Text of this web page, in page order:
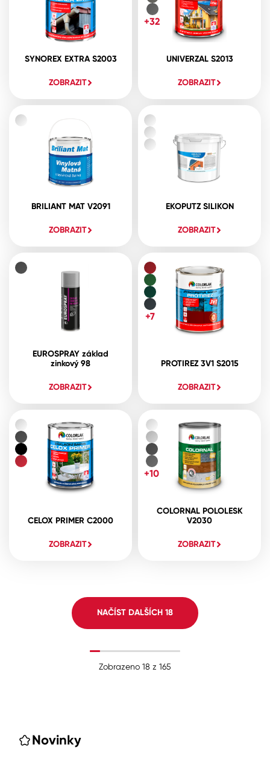
SYNOREX EXTRA S2003
ZOBRAZIT
UNIVERZAL S2013
ZOBRAZIT
+32
BRILIANT MAT V2091
ZOBRAZIT
EKOPUTZ SILIKON
ZOBRAZIT
EUROSPRAY základ
zinkový 98
ZOBRAZIT
PROTIREZ 3V1 S2015
ZOBRAZIT
+7
CELOX PRIMER C2000
ZOBRAZIT
COLORNAL POLOLESK
V2030
ZOBRAZIT
+10
NAČÍST DALŠÍCH 18
Zobrazeno 18 z 165
Novinky